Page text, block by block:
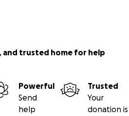
and trusted home for help
Powerful
Send
help
Trusted
Your
donation is